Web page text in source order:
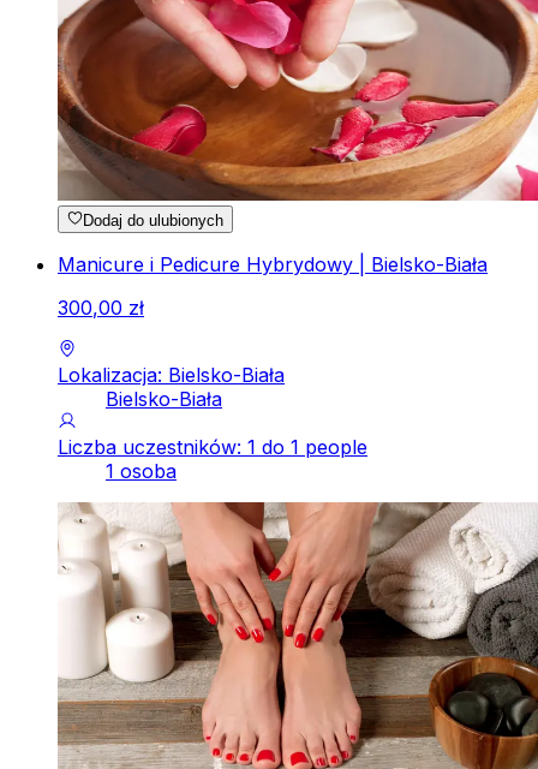
Dodaj do ulubionych
Manicure i Pedicure Hybrydowy | Bielsko-Biała
300,00 zł
Lokalizacja: Bielsko-Biała
Bielsko-Biała
Liczba uczestników: 1 do 1 people
1 osoba